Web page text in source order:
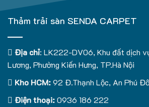
Thảm trải sàn SENDA CARPET
Địa chỉ: LK222-DV06, Khu đất dịch
Lương, Phường Kiến Hưng, TP.Hà Nội
Kho HCM:92 Đ.Thạnh Lộc, An Phú
Điện thoại:0936 186 222